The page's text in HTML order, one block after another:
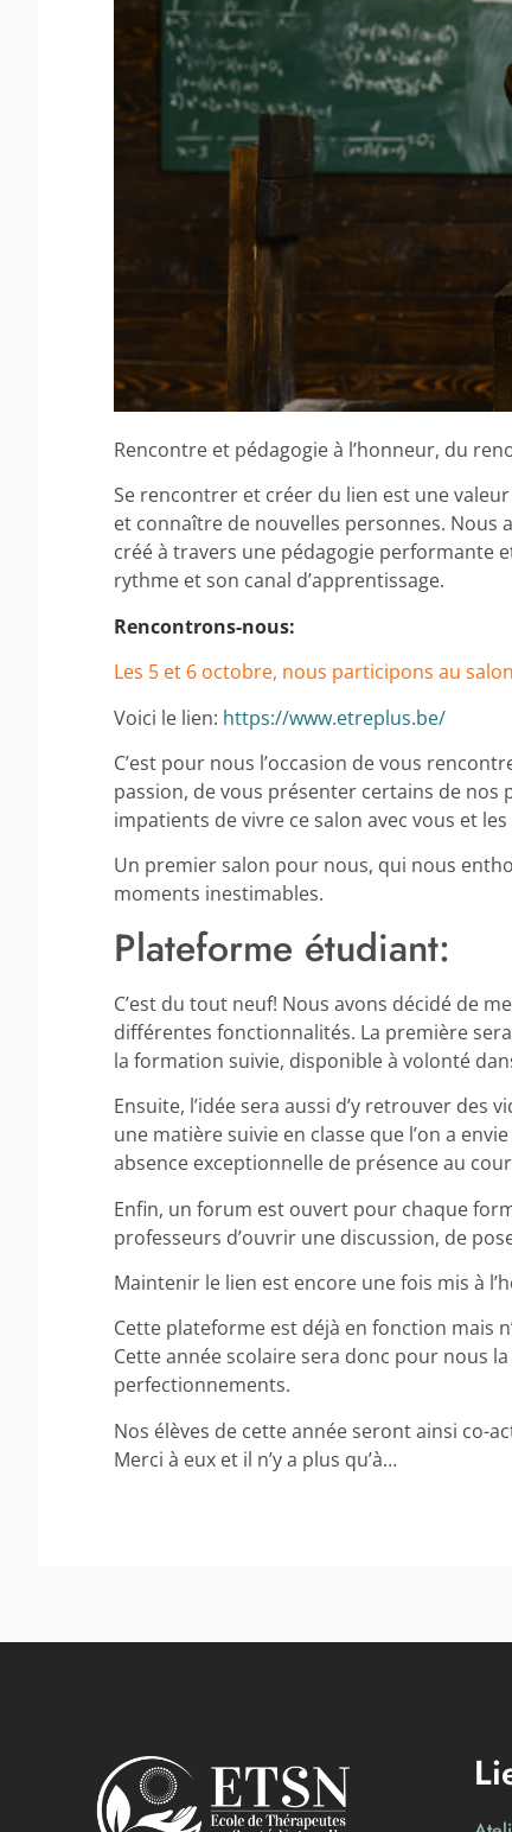
Rencontre et pédagogie à l’honneur, du
Se rencontrer et créer du lien est une
et connaître de nouvelles personnes.
créé à travers une pédagogie performante
rythme et son canal d’apprentissage.
Rencontrons-nous:
Les 5 et 6 octobre, nous participons au
Voici le lien: https://www.etreplus.be/
C’est pour nous l’occasion de vous
passion, de vous présenter certains de
impatients de vivre ce salon avec vous et
Un premier salon pour nous, qui nous
moments inestimables.
Plateforme étudiant:
C’est du tout neuf! Nous avons décidé de
différentes fonctionnalités. La première
la formation suivie, disponible à volonté
Ensuite, l’idée sera aussi d’y retrouver
une matière suivie en classe que l’on a
absence exceptionnelle de présence au
Enfin, un forum est ouvert pour chaque
professeurs d’ouvrir une discussion, de
Maintenir le lien est encore une fois mis à
Cette plateforme est déjà en fonction mais
Cette année scolaire sera donc pour nous
perfectionnements.
Nos élèves de cette année seront ainsi co-
Merci à eux et il n’y a plus qu’à…